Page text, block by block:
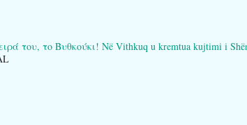
του, το Βυθκούκι! Në Vithkuq u kremtua kujtimi i